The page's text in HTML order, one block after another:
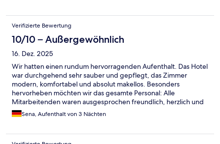
Verifizierte Bewertung
10/10 – Außergewöhnlich
16. Dez. 2025
Wir hatten einen rundum hervorragenden Aufenthalt. Das Hotel
war durchgehend sehr sauber und gepflegt, das Zimmer
modern, komfortabel und absolut makellos. Besonders
hervorheben möchten wir das gesamte Personal: Alle
Mitarbeitenden waren ausgesprochen freundlich, herzlich und
jederzeit zuvorkommend. Man hat sich vom ersten Moment an
willkommen gefühlt. Insgesamt war es ein wirklich toller
wieder und können das Hotel uneingeschränkt
Sena, Aufenthalt von 3 Nächten